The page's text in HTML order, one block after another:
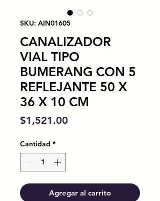
SKU: AIN01605
CANALIZADOR
VIAL TIPO
BUMERANG CON 5
REFLEJANTE 50 X
36 X 10 CM
$1,521.00
Cantidad *
Agregar al carrito